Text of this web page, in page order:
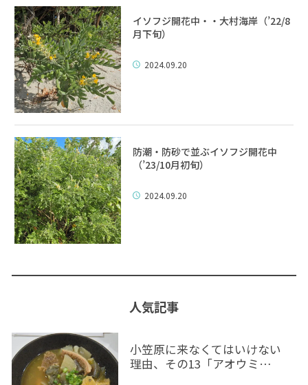
イソフジ開花中・・大村海岸（’22/8
月下旬）
2024.09.20
防潮・防砂で並ぶイソフジ開花中
（’23/10月初旬）
2024.09.20
人気記事
小笠原に来なくてはいけない
理由、その13「アオウミ…